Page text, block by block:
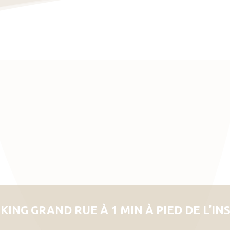
GRAND RUE À 1 MIN À PIED DE